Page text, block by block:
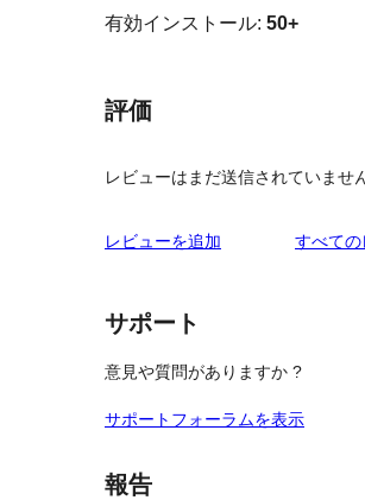
有効インストール: 50+
評価
レビューはまだ送信されていませ
レビューを追加 すべて
サポート
意見や質問がありますか ?
サポートフォーラムを表示
報告